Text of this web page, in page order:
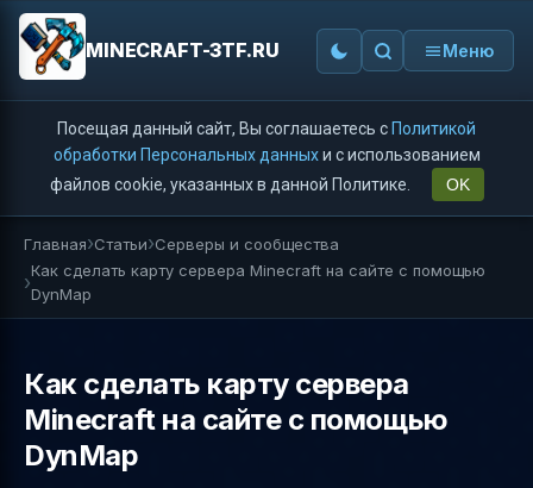
MINECRAFT-3TF.RU Меню
Посещая данный сайт, Вы соглашаетесь с Политикой
обработки Персональных данныхи с использованием
файлов cookie, указанных в данной Политике.
OK
Главная Статьи Серверы и сообщества
Как сделать карту сервера Minecraft на сайте с помощью
DynMap
Как сделать карту сервера
Minecraft на сайте с помощью
DynMap